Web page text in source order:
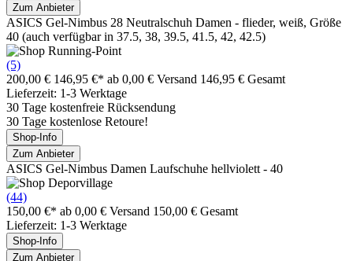
Zum Anbieter
ASICS Gel-Nimbus 28 Neutralschuh Damen - flieder, weiß, Größe
40 (auch verfügbar in 37.5, 38, 39.5, 41.5, 42, 42.5)
(5)
200,00 € 146,95 €* ab 0,00 € Versand 146,95 € Gesamt
Lieferzeit: 1-3 Werktage
30 Tage kostenfreie Rücksendung
30 Tage kostenlose Retoure!
Shop-Info
Zum Anbieter
ASICS Gel-Nimbus Damen Laufschuhe hellviolett - 40
(44)
150,00 €* ab 0,00 € Versand 150,00 € Gesamt
Lieferzeit: 1-3 Werktage
Shop-Info
Zum Anbieter